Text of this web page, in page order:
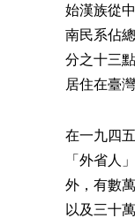
始漢族從
南民系佔
分之十三
居住在臺
在一九四
「外省人
外，有數
以及三十